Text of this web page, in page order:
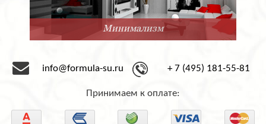
Минимализм
info@formula-su.ru + 7 (495) 181-55-81
Принимаем к оплате: